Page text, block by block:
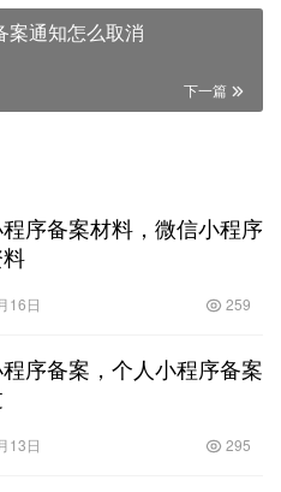
案通知怎么取消
下一篇
序备案材料，微信小程序
16日 259
序备案，个人小程序备案
13日 295